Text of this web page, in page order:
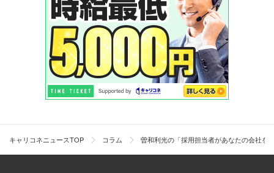
キャリコネニュースTOP コラム 曽和利光の「採用担当者があなたの会社を